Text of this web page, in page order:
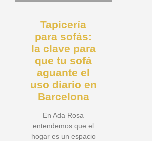
Tapicería
para sofás:
la clave para
que tu sofá
aguante el
uso diario en
Barcelona
En Ada Rosa
entendemos que el
hogar es un espacio